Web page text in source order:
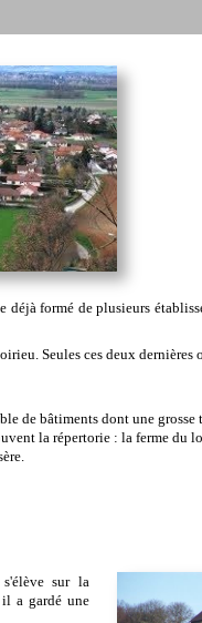
formé de plusieurs
Seules ces deux dernières
de bâtiments dont une grosse
la répertorie : la ferme du
sur la
il a gardé une